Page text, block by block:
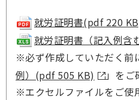
就労証明書(pdf 220
就労証明書（記入例含
※必ず作成していただく前
例）(pdf 505 KB)
」をご
※エクセルファイルをご使